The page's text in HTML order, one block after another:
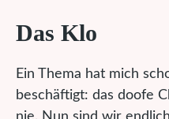
Das Klo
Ein Thema hat mich
beschäftigt: das doofe